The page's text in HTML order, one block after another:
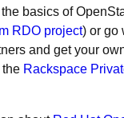
basics of
RDO project) or go
and get your
Rackspace